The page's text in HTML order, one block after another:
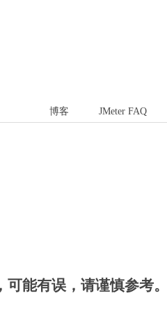
博客 JMeter FAQ
能有误，请谨慎参考。